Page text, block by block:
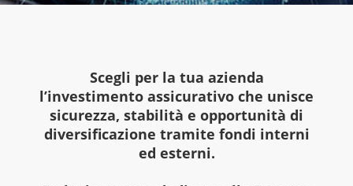
Scegli per la tua azienda
l’investimento assicurativo che unisce
sicurezza, stabilità e opportunità di
diversificazione tramite fondi interni
ed esterni.